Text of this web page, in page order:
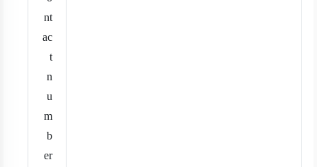
nt
ac
t
n
u
m
b
er